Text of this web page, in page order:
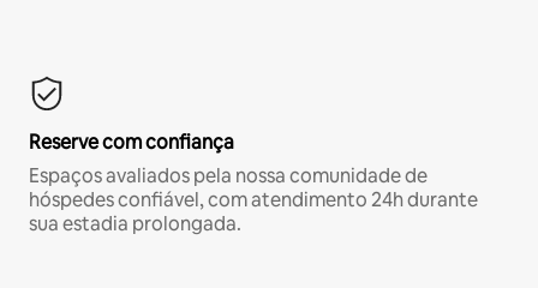
Reserve com confiança
Espaços avaliados pela nossa comunidade de
hóspedes confiável, com atendimento 24h durante
sua estadia prolongada.